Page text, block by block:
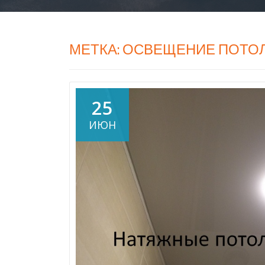
МЕТКА: ОСВЕЩЕНИЕ
25
ИЮН